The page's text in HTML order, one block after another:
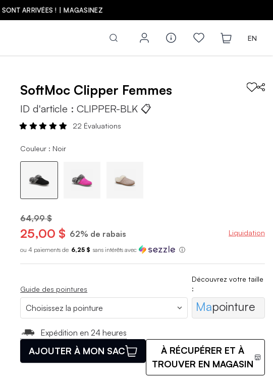
! | MAGASINEZ
EN
SoftMoc Clipper Femmes
ID d'article :CLIPPER-BLK 📋
22 Évaluations
Couleur : Noir
64,99 $
25,00 $ 62% de rabais Liquidation
ou 4 paiements de 6,25 $ sans intérêts avec ⓘ
Guide des pointures
Découvrez votre taille
:
Mapointure
Expédition en 24 heures
AJOUTER À MON SAC
À RÉCUPÉRER ET À
TROUVER EN MAGASIN